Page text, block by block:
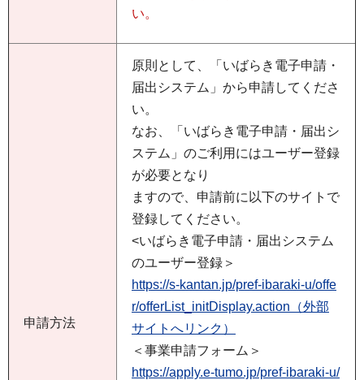
い。
申請方法
原則として、「いばらき電子申請・
届出システム」から申請してくださ
い。
なお、「いばらき電子申請・届出シ
ステム」のご利用にはユーザー登録
が必要となり
ますので、申請前に以下のサイトで
登録してください。
<いばらき電子申請・届出システム
のユーザー登録＞
https://s-kantan.jp/pref-ibaraki-u/offe
r/offerList_initDisplay.action（外部
サイトへリンク）
＜事業申請フォーム＞
https://apply.e-tumo.jp/pref-ibaraki-u/